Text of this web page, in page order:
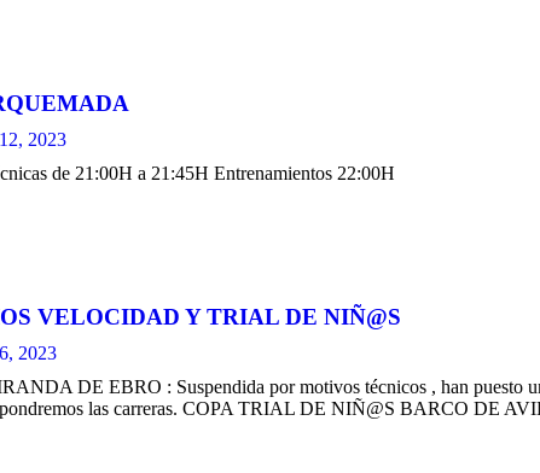
2023
de 21:00H a 21:45H Entrenamientos 22:00H
VELOCIDAD Y TRIAL DE NIÑ@S
2023
DE EBRO : Suspendida por motivos técnicos , han puesto
las carreras. COPA TRIAL DE NIÑ@S BARCO DE